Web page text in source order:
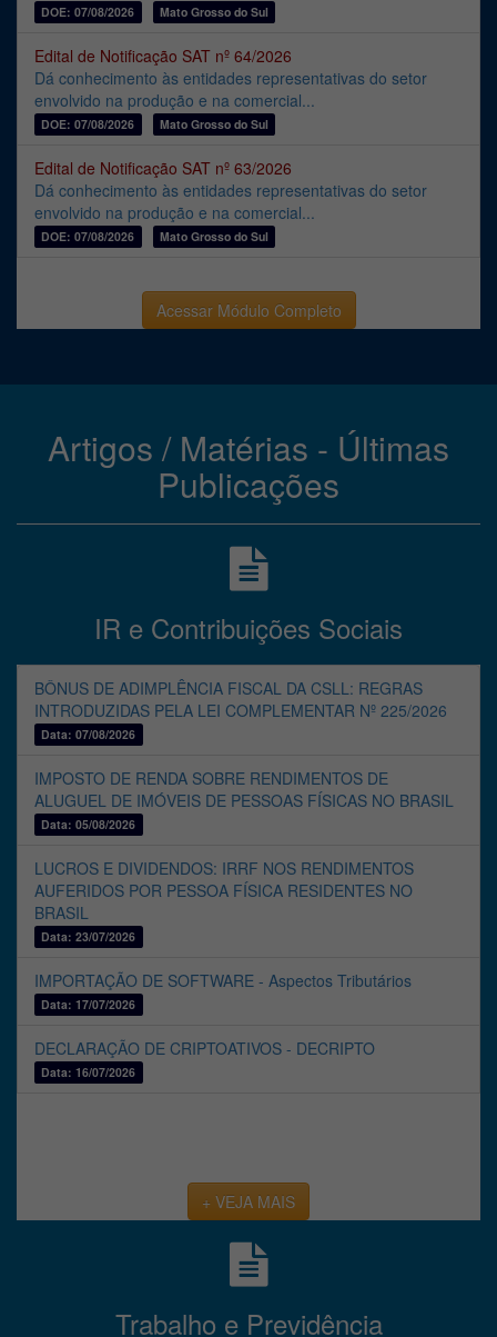
DOE: 07/08/2026 Mato Grosso do Sul
Edital de Notificação SAT nº 64/2026
Dá conhecimento às entidades representativas do setor
envolvido na produção e na comercial...
DOE: 07/08/2026 Mato Grosso do Sul
Edital de Notificação SAT nº 63/2026
Dá conhecimento às entidades representativas do setor
envolvido na produção e na comercial...
DOE: 07/08/2026 Mato Grosso do Sul
Acessar Módulo Completo
Artigos / Matérias - Últimas
Publicações
IR e Contribuições Sociais
BÔNUS DE ADIMPLÊNCIA FISCAL DA CSLL: REGRAS
INTRODUZIDAS PELA LEI COMPLEMENTAR Nº 225/2026
Data: 07/08/2026
IMPOSTO DE RENDA SOBRE RENDIMENTOS DE
ALUGUEL DE IMÓVEIS DE PESSOAS FÍSICAS NO BRASIL
Data: 05/08/2026
LUCROS E DIVIDENDOS: IRRF NOS RENDIMENTOS
AUFERIDOS POR PESSOA FÍSICA RESIDENTES NO
BRASIL
Data: 23/07/2026
IMPORTAÇÃO DE SOFTWARE - Aspectos Tributários
Data: 17/07/2026
DECLARAÇÃO DE CRIPTOATIVOS - DECRIPTO
Data: 16/07/2026
+ VEJA MAIS
Trabalho e Previdência